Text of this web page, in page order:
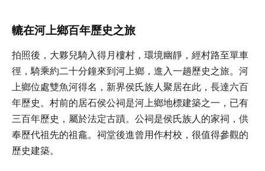
轆在河上鄉百年歷史之旅
拍照後，大夥兒騎入得月樓村，環境幽靜，經村路至單車
徑，騎乘約二十分鐘來到河上鄉，進入一趟歷史之旅。河
上鄉位處雙魚河得名，新界侯氏族人聚居在此，長達六百
年歷史。村前的居石侯公祠是河上鄉地標建築之一，已有
三百年歷史，屬於法定古蹟。公祠是侯氏族人的家祠，供
奉歷代祖先的祖龕。祠堂後進曾用作村校，很值得參觀的
歷史建築。